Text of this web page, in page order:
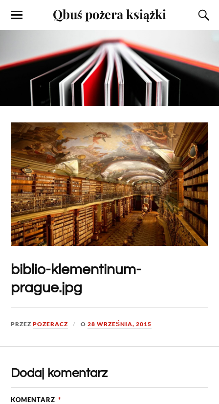
Qbuś pożera książki
biblio-klementinum-
prague.jpg
PRZEZPOZERACZ O28 WRZEŚNIA, 2015
Dodaj komentarz
KOMENTARZ *